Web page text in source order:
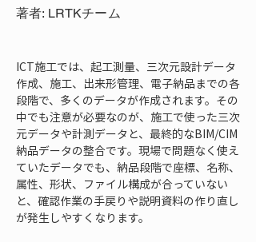
著者: LRTKチーム
ICT施工では、起工測量、三次元設計データ
作成、施工、出来形管理、電子納品までの各
段階で、多くのデータが作成されます。その
中でも注意が必要なのが、施工で使った三次
元データや計測データと、最終的なBIM/CIM
納品データの整合です。現場で問題なく使え
ていたデータでも、納品段階で座標、名称、
属性、形状、ファイル構成が合っていない
と、確認作業の手戻りや説明資料の作り直し
が発生しやすくなります。